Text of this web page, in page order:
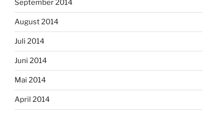
September 2014
August 2014
Juli 2014
Juni 2014
Mai 2014
April 2014